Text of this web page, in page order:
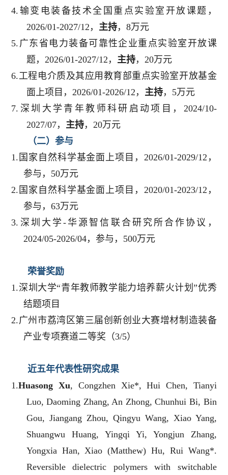
4.输变电装备技术全国重点实验室开放课题，
2026/01-2027/12， 主持，8万元
5.广东省电力装备可靠性企业重点实验室开放课
题，2026/01-2027/12， 主持，20万元
6.工程电介质及其应用教育部重点实验室开放基金
面上项目，2026/01-2026/12， 主持，5万元
7.深圳大学青年教师科研启动项目，2024/10-
2027/07， 主持，20万元
（二）参与
1.国家自然科学基金面上项目，2026/01-2029/12，
参与，50万元
2.国家自然科学基金面上项目，2020/01-2023/12，
参与，63万元
3.深圳大学-华源智信联合研究所合作协议，
2024/05-2026/04，参与，500万元
荣誉奖励
1.深圳大学“青年教师教学能力培养薪火计划”优秀
结题项目
2.广州市荔湾区第三届创新创业大赛增材制造装备
产业专项赛道二等奖（3/5）
近五年代表性研究成果
1.Huasong Xu, Congzhen Xie*, Hui Chen, Tianyi
Luo, Daoming Zhang, An Zhong, Chunhui Bi, Bin
Gou, Jiangang Zhou, Qingyu Wang, Xiao Yang,
Shuangwu Huang, Yingqi Yi, Yongjun Zhang,
Yongxia Han, Xiao (Matthew) Hu, Rui Wang*.
Reversible dielectric polymers with switchable